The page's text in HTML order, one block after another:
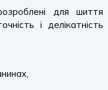
для шиття
і делікатність